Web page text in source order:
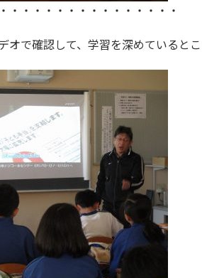
・・・・・・・・・・・・・・・
オで確認して、学習を深めているとこ